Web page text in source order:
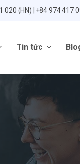
020 (HN) | +84 974 417
Tin tức